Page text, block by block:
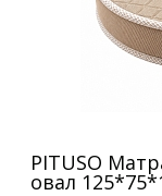
PITUSO
овал